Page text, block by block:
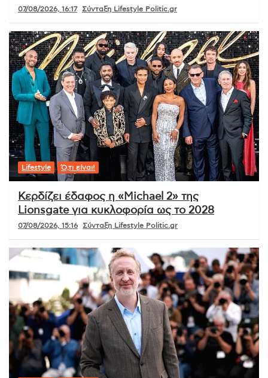
07/08/2026, 16:17 Σύνταξη Lifestyle Politic.gr
Lifestyle Ό,τι είναι!
Κερδίζει έδαφος η «Michael 2» της
Lionsgate για κυκλοφορία ως το 2028
07/08/2026, 15:16 Σύνταξη Lifestyle Politic.gr